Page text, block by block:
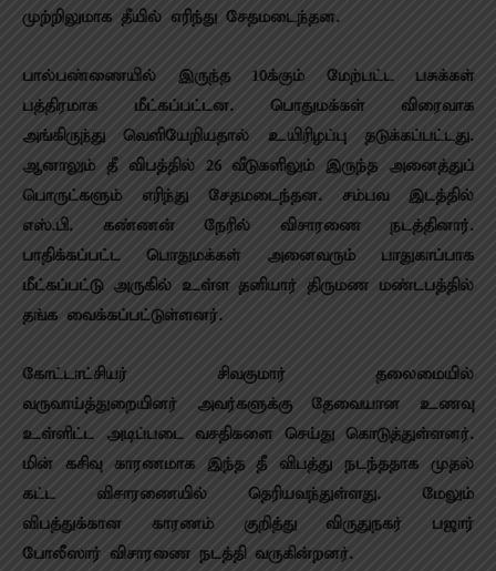
முற்றிலுமாக தீயில் எரிந்து சேதமடைந்தன.
பால்பண்ணையில் இருந்த 10க்கும் மேற்பட்ட பசுக்கள்
பத்திரமாக மீட்கப்பட்டன. பொதுமக்கள் விரைவாக
அங்கிருந்து வெளியேறியதால் உயிரிழப்பு தடுக்கப்பட்டது.
ஆனாலும் தீ விபத்தில் 26 வீடுகளிலும் இருந்த அனைத்துப்
பொருட்களும் எரிந்து சேதமடைந்தன. சம்பவ இடத்தில்
எஸ்.பி. கண்ணன் நேரில் விசாரணை நடத்தினார்.
பாதிக்கப்பட்ட பொதுமக்கள் அனைவரும் பாதுகாப்பாக
மீட்கப்பட்டு அருகில் உள்ள தனியார் திருமண மண்டபத்தில்
தங்க வைக்கப்பட்டுள்ளனர்.
கோட்டாட்சியர் சிவகுமார் தலைமையில்
வருவாய்த்துறையினர் அவர்களுக்கு தேவையான உணவு
உள்ளிட்ட அடிப்படை வசதிகளை செய்து கொடுத்துள்ளனர்.
மின் கசிவு காரணமாக இந்த தீ விபத்து நடந்ததாக முதல்
கட்ட விசாரணையில் தெரியவந்துள்ளது. மேலும்
விபத்துக்கான காரணம் குறித்து விருதுநகர் பஜார்
போலீஸார் விசாரணை நடத்தி வருகின்றனர்.